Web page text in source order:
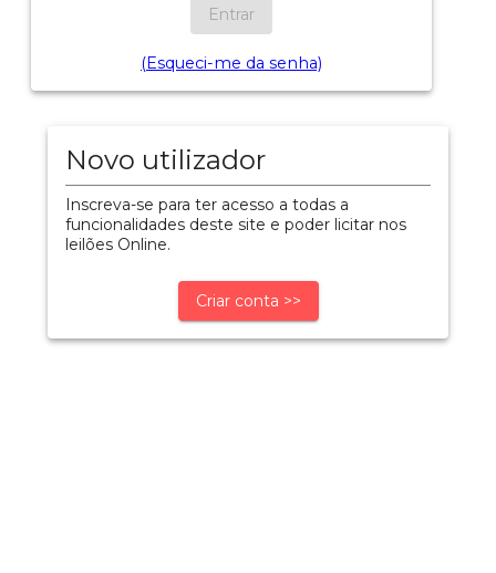
Entrar
(Esqueci-me da senha)
Novo utilizador
Inscreva-se para ter acesso a todas a
funcionalidades deste site e poder licitar nos
leilões Online.
Criar conta >>